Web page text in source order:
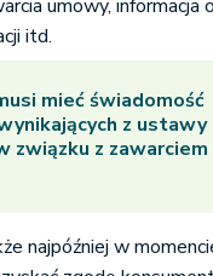
umowy, informacja
itd.
mieć świadomość
z ustawy
związku z
najpóźniej w